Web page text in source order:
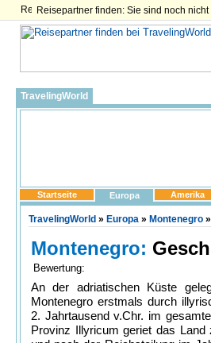
Reisepartner finden: Sie sind noch
TravelingWorld
Startseite Europa Amerika
TravelingWorld » Europa » Montenegro »
Montenegro:
Bewertung:
An der adriatischen Küste
Montenegro erstmals durch
2. Jahrtausend v.Chr. im
Provinz Illyricum geriet das